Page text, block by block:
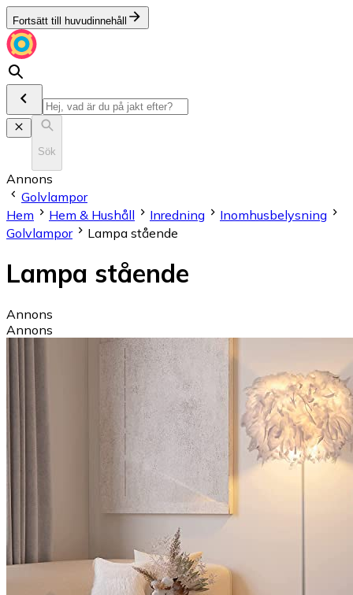
Fortsätt till huvudinnehåll
Sök
Annons
Golvlampor
Hem
Hem & Hushåll Inredning
Inomhusbelysning
Golvlampor
Lampa stående
Lampa stående
Annons
Annons